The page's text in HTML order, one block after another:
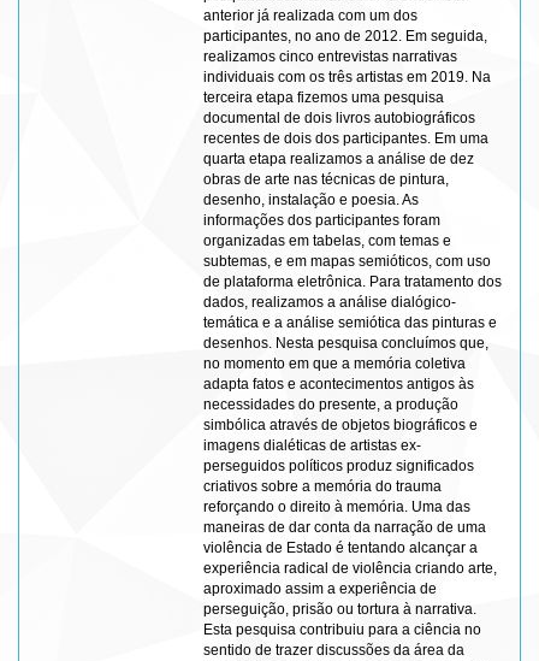
anterior já realizada com um dos
participantes, no ano de 2012. Em seguida,
realizamos cinco entrevistas narrativas
individuais com os três artistas em 2019. Na
terceira etapa fizemos uma pesquisa
documental de dois livros autobiográficos
recentes de dois dos participantes. Em uma
quarta etapa realizamos a análise de dez
obras de arte nas técnicas de pintura,
desenho, instalação e poesia. As
informações dos participantes foram
organizadas em tabelas, com temas e
subtemas, e em mapas semióticos, com uso
de plataforma eletrônica. Para tratamento dos
dados, realizamos a análise dialógico-
temática e a análise semiótica das pinturas e
desenhos. Nesta pesquisa concluímos que,
no momento em que a memória coletiva
adapta fatos e acontecimentos antigos às
necessidades do presente, a produção
simbólica através de objetos biográficos e
imagens dialéticas de artistas ex-
perseguidos políticos produz significados
criativos sobre a memória do trauma
reforçando o direito à memória. Uma das
maneiras de dar conta da narração de uma
violência de Estado é tentando alcançar a
experiência radical de violência criando arte,
aproximado assim a experiência de
perseguição, prisão ou tortura à narrativa.
Esta pesquisa contribuiu para a ciência no
sentido de trazer discussões da área da